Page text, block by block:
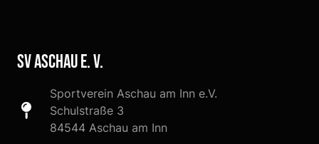
SV Aschau e. V.
Sportverein Aschau am Inn e.V.
Schulstraße 3
84544 Aschau am Inn